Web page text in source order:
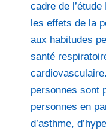
cadre de
les effets de la
aux habitudes
santé
personnes sont
personnes en
d’asthme,